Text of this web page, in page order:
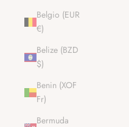
Belgio (EUR
€)
Belize (BZD
$)
Benin (XOF
Fr)
Bermuda